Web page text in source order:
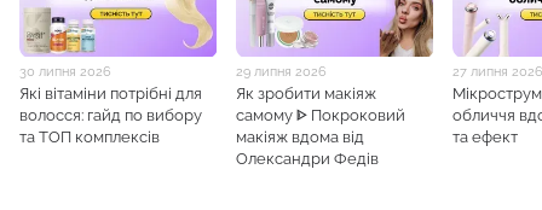
30 липня 2026
Які вітаміни потрібні для
волосся: гайд по вибору
та ТОП комплексів
29 липня 2026
Як зробити макіяж
самому ᐈ Покроковий
макіяж вдома від
Олександри Федів
27 липня
обличчя
та ефект